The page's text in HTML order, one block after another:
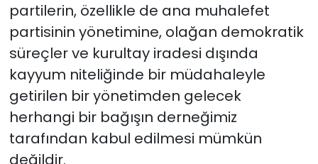
partilerin, özellikle de ana muhalefet
partisinin yönetimine, olağan demokratik
süreçler ve kurultay iradesi dışında
kayyum niteliğinde bir müdahaleyle
getirilen bir yönetimden gelecek
herhangi bir bağışın derneğimiz
tarafından kabul edilmesi mümkün
değildir.